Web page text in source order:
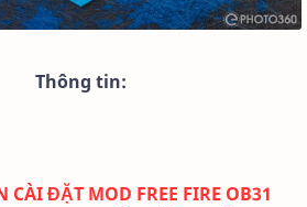
Thông tin:
CÀI ĐẶT MOD FREE FIRE OB31